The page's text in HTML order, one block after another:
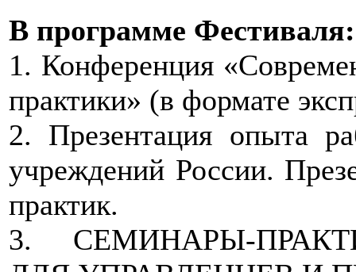
В программе Фестиваля:
1. Конференция
практики» (в формате
2. Презентация опыта
учреждений России.
практик.
3. СЕМИНАРЫ-